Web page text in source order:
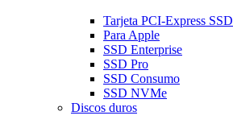
Tarjeta PCI-Express SSD
Para Apple
SSD Enterprise
SSD Pro
SSD Consumo
SSD NVMe
Discos duros